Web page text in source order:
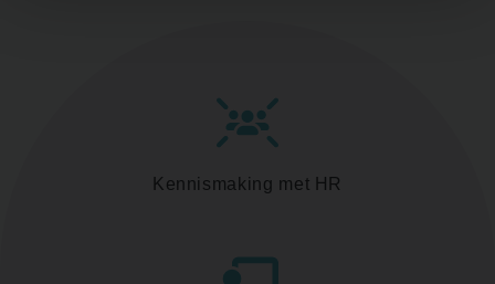
Kennismaking met HR